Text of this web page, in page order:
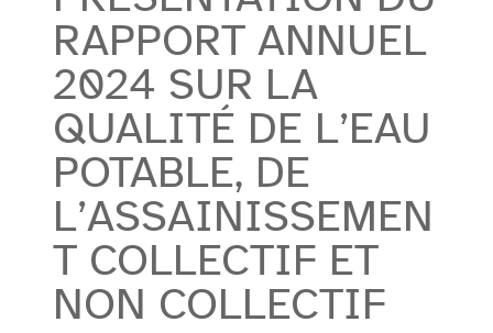
RAPPORT ANNUEL
2024 SUR LA
QUALITÉ DE L’EAU
POTABLE, DE
L’ASSAINISSEMEN
T COLLECTIF ET
NON COLLECTIF